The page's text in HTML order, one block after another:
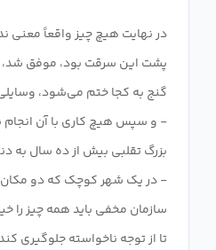
در نهایت هیچ چیز واقعاً معنی
پشت این سرقت بود، موفق
گنج به کجا ختم می‌شود،
- و سپس هیچ کاری با آن
بزرگ تقلبی بیش از ده سال به
- در یک شهر کوچک که دو
سازمان مخفی باید همه چیز
تا از توجه ناخواسته جلوگیری